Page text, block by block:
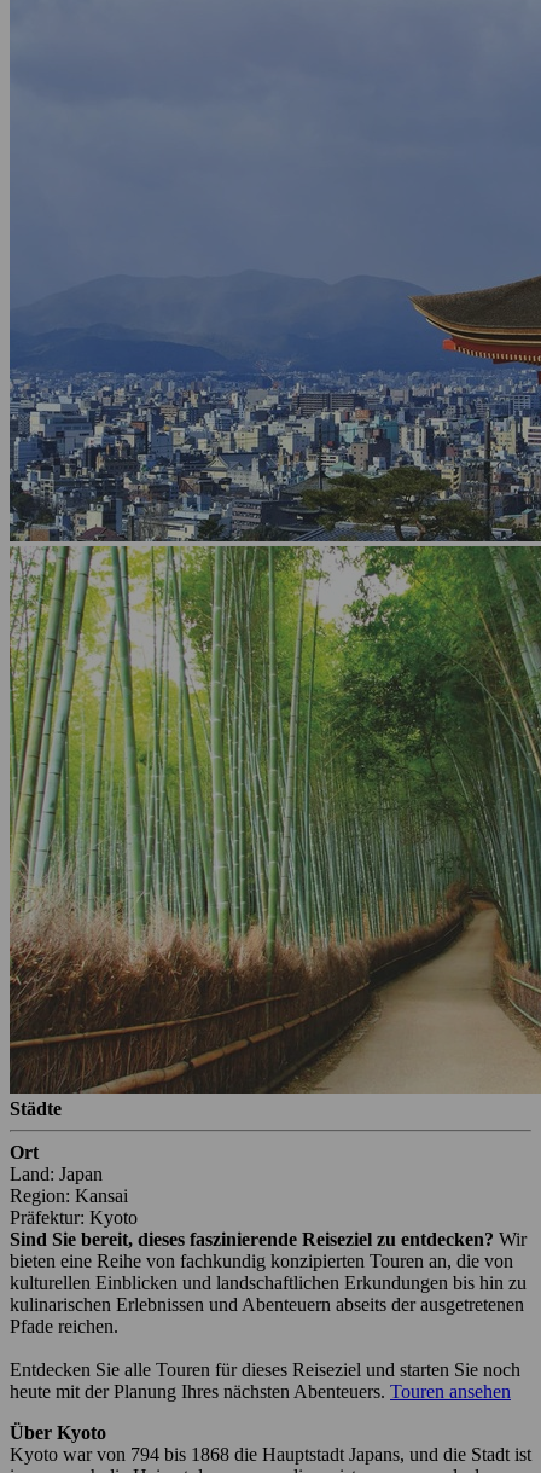
Städte
Ort
Land: Japan
Region: Kansai
Präfektur: Kyoto
Sind Sie bereit, dieses faszinierende Reiseziel zu entdecken? Wir
bieten eine Reihe von fachkundig konzipierten Touren an, die von
kulturellen Einblicken und landschaftlichen Erkundungen bis hin zu
kulinarischen Erlebnissen und Abenteuern abseits der ausgetretenen
Pfade reichen.
Entdecken Sie alle Touren für dieses Reiseziel und starten Sie noch
heute mit der Planung Ihres nächsten Abenteuers. Touren ansehen
Über Kyoto
Kyoto war von 794 bis 1868 die Hauptstadt Japans, und die Stadt ist